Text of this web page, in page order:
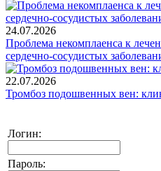
24.07.2026
Проблема некомплаенса к
сердечно-сосудистых
22.07.2026
Тромбоз подошвенных вен:
Логин:
Пароль: